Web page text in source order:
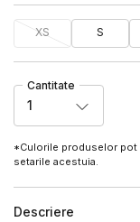
XS S
Cantitate
1
*Culorile produselor
setarile acestuia.
Descriere